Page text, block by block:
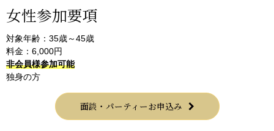
女性参加要項
対象年齢：35歳～45歳
料金：6,000円
非会員様参加可能
独身の方
面談・パーティーお申込み